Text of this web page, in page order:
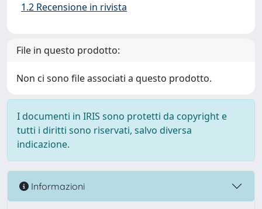
1.2 Recensione in rivista
File in questo prodotto:
Non ci sono file associati a questo prodotto.
I documenti in IRIS sono protetti da copyright e
tutti i diritti sono riservati, salvo diversa
indicazione.
Informazioni